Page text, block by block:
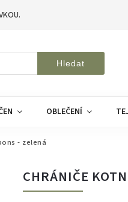
Hledat
OBLEČENÍ
- zelená
CHRÁNIČE